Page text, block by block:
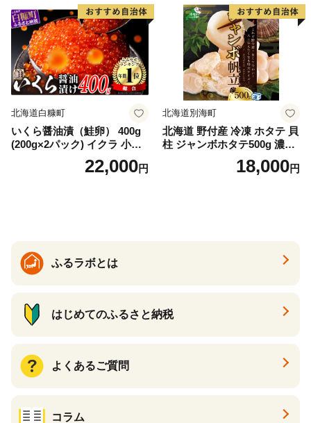
満足 美味しい 贈答 生食用 刺
身 お刺身 刺し身 魚介類 海鮮
冷凍 厚切り 薄切り ふるさと
納税 ふるさとチョイス チョ
イス 北海道 白糠町
北海道白糠町
いくら醤油漬（鮭卵） 400g
(200g×2パック) イクラ 小分
け いくら醤油漬 鮭いくら い
くら醤油漬け 鮭 鮭卵 ikura
22,000円
北海道別海町
北海道 野付産 冷凍 ホタテ 貝
柱 ジャンボホタテ500g 濃厚
な旨味と甘み （ほたて ホタ
テ 帆立 貝柱 ホタテ貝柱 大玉
18,000円
ふるラボとは
はじめてのふるさと納税
よくあるご質問
コラム